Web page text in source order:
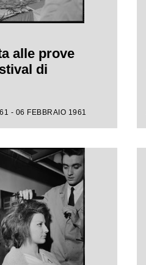
alle prove
di
- 06 FEBBRAIO 1961